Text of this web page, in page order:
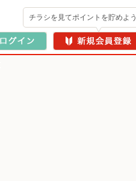
チラシを見てポイントを貯めよう